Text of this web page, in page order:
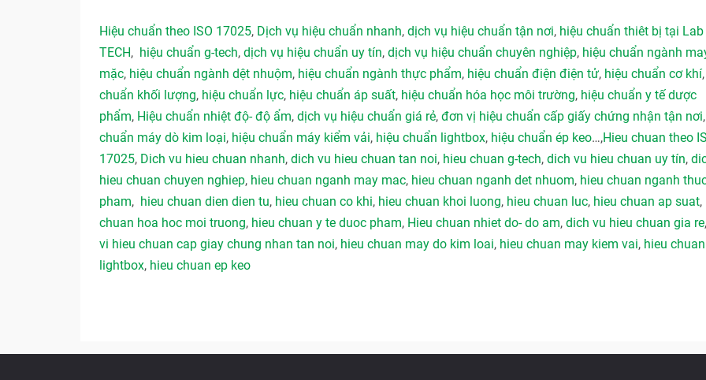
Hiệu chuẩn theo ISO 17025, Dịch vụ hiệu chuẩn nhanh, dịch vụ hiệu chuẩn tận nơi, hiệu chuẩn thiêt bị tại Lab
TECH, hiệu chuẩn g-tech, dịch vụ hiệu chuẩn uy tín, dịch vụ hiệu chuẩn chuyên nghiệp, hiệu chuẩn ngành
mặc, hiệu chuẩn ngành dệt nhuộm, hiệu chuẩn ngành thực phẩm, hiệu chuẩn điện điện tử, hiệu chuẩn cơ khí
chuẩn khối lượng, hiệu chuẩn lực, hiệu chuẩn áp suất, hiệu chuẩn hóa học môi trường, hiệu chuẩn y tế dược
phẩm, Hiệu chuẩn nhiệt độ- độ ẩm, dịch vụ hiệu chuẩn giá rẻ, đơn vị hiệu chuẩn cấp giấy chứng nhận tận nơi
chuẩn máy dò kim loại, hiệu chuẩn máy kiểm vải, hiệu chuẩn lightbox, hiệu chuẩn ép keo…,Hieu chuan theo
17025, Dich vu hieu chuan nhanh, dich vu hieu chuan tan noi, hieu chuan g-tech, dich vu hieu chuan uy tín,
hieu chuan chuyen nghiep, hieu chuan nganh may mac, hieu chuan nganh det nhuom, hieu chuan nganh
pham, hieu chuan dien dien tu, hieu chuan co khi, hieu chuan khoi luong, hieu chuan luc, hieu chuan ap suat,
chuan hoa hoc moi truong, hieu chuan y te duoc pham, Hieu chuan nhiet do- do am, dich vu hieu chuan gia re
vi hieu chuan cap giay chung nhan tan noi, hieu chuan may do kim loai, hieu chuan may kiem vai, hieu chuan
lightbox, hieu chuan ep keo